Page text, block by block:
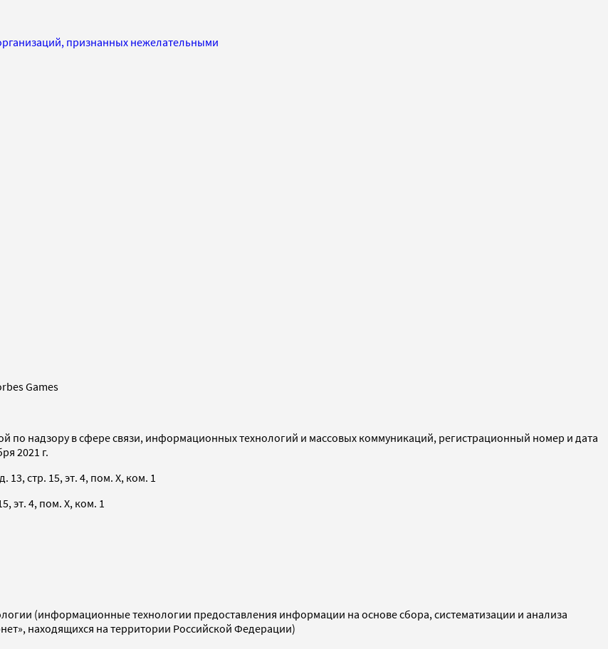
признанных нежелательными
Games
по надзору в сфере связи, информационных технологий и массовых коммуникаций, регистрационный номер и дата
2021 г.
стр. 15, эт. 4, пом. X, ком. 1
эт. 4, пом. X, ком. 1
(информационные технологии предоставления информации на основе сбора, систематизации и анализа
находящихся на территории Российской Федерации)